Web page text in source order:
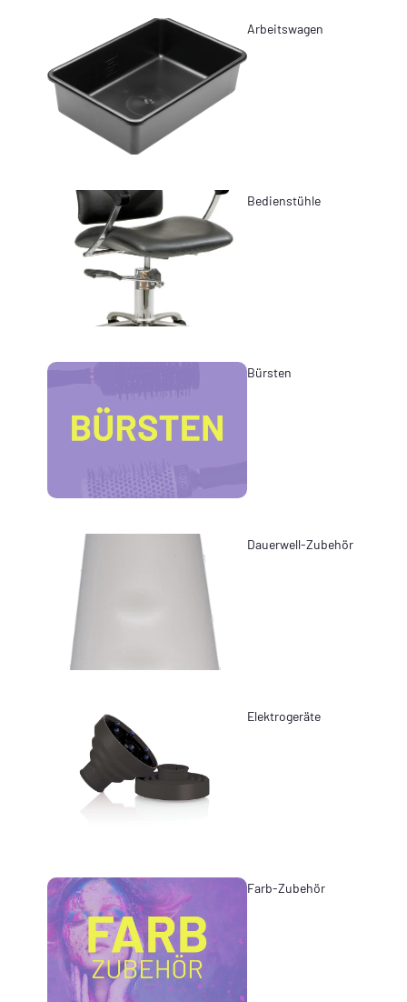
Arbeitswagen
Bedienstühle
Bürsten
Dauerwell-Zubehör
Elektrogeräte
Farb-Zubehör